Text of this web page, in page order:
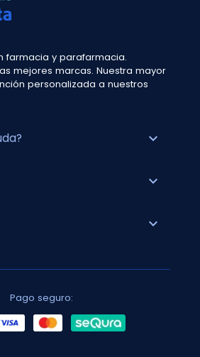
farmacia y parafarmacia.
mejores marcas. Nuestra mayor
personalizada a nuestros
expand_more
expand_more
expand_more
Pago seguro: